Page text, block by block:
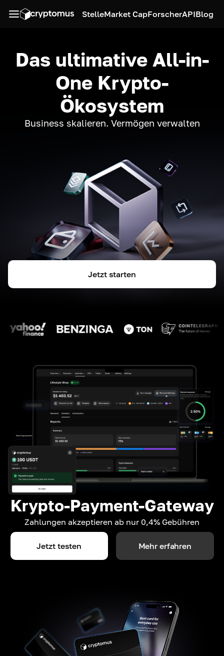
StelleMarket CapForscherAPIBlog
Das ultimative All-in-
One Krypto-
Ökosystem
Business skalieren. Vermögen verwalten
Jetzt starten
Krypto-Payment-Gateway
Zahlungen akzeptieren ab nur 0,4% Gebühren
Jetzt testen Mehr erfahren